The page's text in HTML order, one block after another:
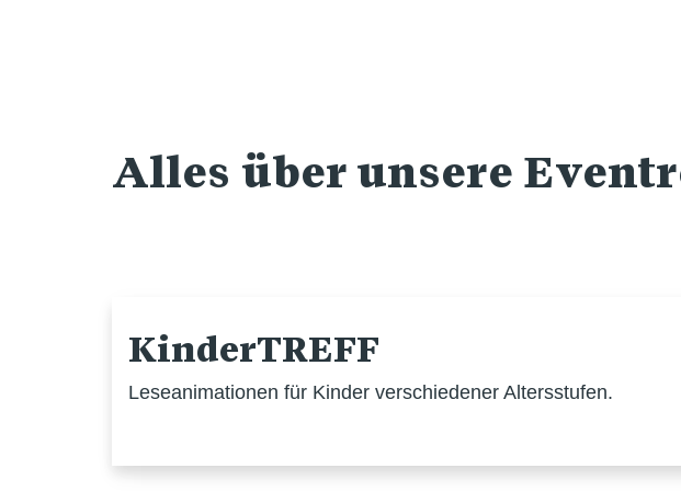
Alles über unsere
KinderTREFF
Leseanimationen für Kinder verschiedener Altersstufen.